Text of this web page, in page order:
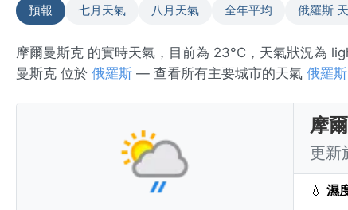
預報 七月天氣 八月天氣 全年平均 俄羅斯
摩爾曼斯克 的實時天氣，目前為 23°C，天氣狀況為
曼斯克 位於 俄羅斯 — 查看所有主要城市的天氣 俄羅斯
摩
更新
💧 濕